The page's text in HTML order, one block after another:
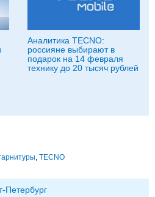
Аналитика TECNO:
россияне выбирают в
подарок на 14 февраля
технику до 20 тысяч рублей
, TECNO
Петербург